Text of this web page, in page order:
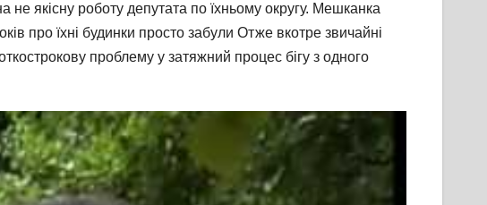
не якісну роботу депутата по їхньому округу. Мешканка
про їхні будинки просто забули Отже вкотре звичайні
проблему у затяжний процес бігу з одного